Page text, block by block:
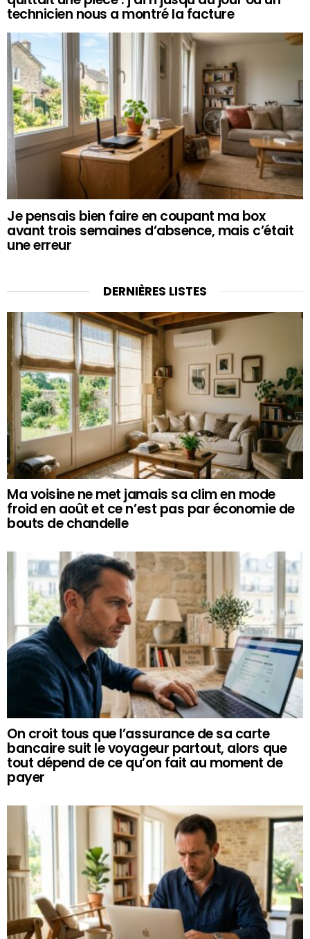
technicien nous a montré la facture
Je pensais bien faire en coupant ma box
avant trois semaines d’absence, mais c’était
une erreur
DERNIÈRES LISTES
Ma voisine ne met jamais sa clim en mode
froid en août et ce n’est pas par économie de
bouts de chandelle
On croit tous que l’assurance de sa carte
bancaire suit le voyageur partout, alors que
tout dépend de ce qu’on fait au moment de
payer